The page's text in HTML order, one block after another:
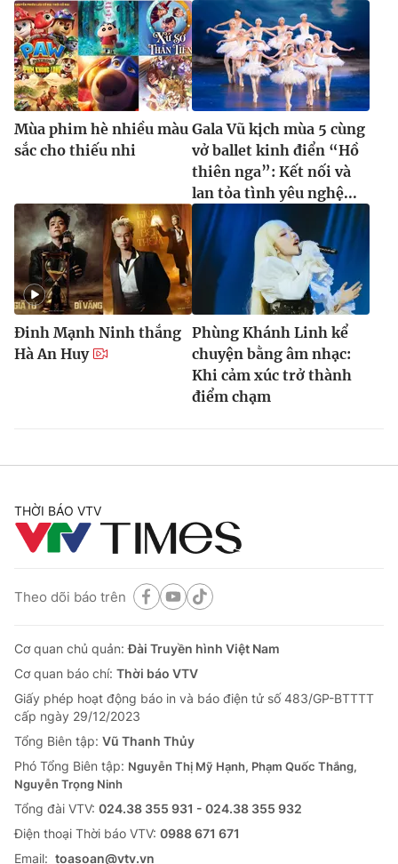
Mùa phim hè nhiều màu
sắc cho thiếu nhi
Gala Vũ kịch mùa 5 cùng
vở ballet kinh điển “Hồ
thiên nga”: Kết nối và
lan tỏa tình yêu nghệ...
Đinh Mạnh Ninh thắng
Hà An Huy
Phùng Khánh Linh kể
chuyện bằng âm nhạc:
Khi cảm xúc trở thành
điểm chạm
THỜI BÁO VTV
Theo dõi báo trên
Cơ quan chủ quản:Đài Truyền hình Việt Nam
Cơ quan báo chí: Thời báo VTV
Giấy phép hoạt động báo in và báo điện tử số 483/GP-BTTTT
cấp ngày 29/12/2023
Tổng Biên tập: Vũ Thanh Thủy
Phó Tổng Biên tập: Nguyễn Thị Mỹ Hạnh, Phạm Quốc Thắng,
Nguyễn Trọng Ninh
Tổng đài VTV: 024.38 355 931 - 024.38 355 932
Ðiện thoại Thời báo VTV: 0988 671 671
Email: toasoan@vtv.vn